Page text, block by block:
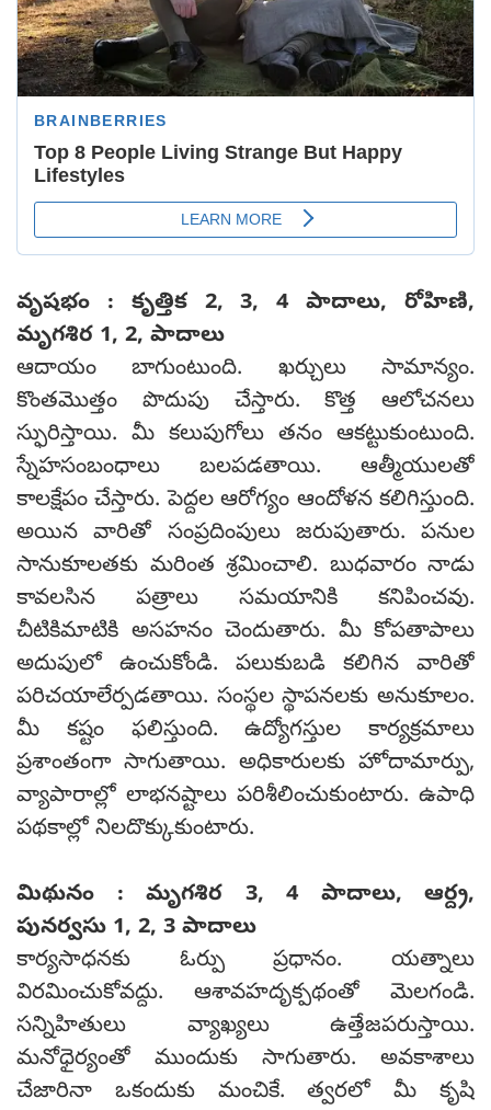
వృషభం : కృత్తిక 2, 3, 4 పాదాలు, రోహిణి,
మృగశిర 1, 2, పాదాలు
ఆదాయం బాగుంటుంది. ఖర్చులు సామాన్యం.
కొంతమొత్తం పొదుపు చేస్తారు. కొత్త ఆలోచనలు
స్ఫురిస్తాయి. మీ కలుపుగోలు తనం ఆకట్టుకుంటుంది.
స్నేహసంబంధాలు బలపడతాయి. ఆత్మీయులతో
కాలక్షేపం చేస్తారు. పెద్దల ఆరోగ్యం ఆందోళన కలిగిస్తుంది.
అయిన వారితో సంప్రదింపులు జరుపుతారు. పనుల
సానుకూలతకు మరింత శ్రమించాలి. బుధవారం నాడు
కావలసిన పత్రాలు సమయానికి కనిపించవు.
చీటికిమాటికి అసహనం చెందుతారు. మీ కోపతాపాలు
అదుపులో ఉంచుకోండి. పలుకుబడి కలిగిన వారితో
పరిచయాలేర్పడతాయి. సంస్థల స్థాపనలకు అనుకూలం.
మీ కష్టం ఫలిస్తుంది. ఉద్యోగస్తుల కార్యక్రమాలు
ప్రశాంతంగా సాగుతాయి. అధికారులకు హోదామార్పు,
వ్యాపారాల్లో లాభనష్టాలు పరిశీలించుకుంటారు. ఉపాధి
పథకాల్లో నిలదొక్కుకుంటారు.
మిథునం : మృగశిర 3, 4 పాదాలు, ఆర్ద్ర,
పునర్వసు 1, 2, 3 పాదాలు
కార్యసాధనకు ఓర్పు ప్రధానం. యత్నాలు
విరమించుకోవద్దు. ఆశావహదృక్పథంతో మెలగండి.
సన్నిహితులు వ్యాఖ్యలు ఉత్తేజపరుస్తాయి.
మనోధైర్యంతో ముందుకు సాగుతారు. అవకాశాలు
చేజారినా ఒకందుకు మంచికే. త్వరలో మీ కృషి